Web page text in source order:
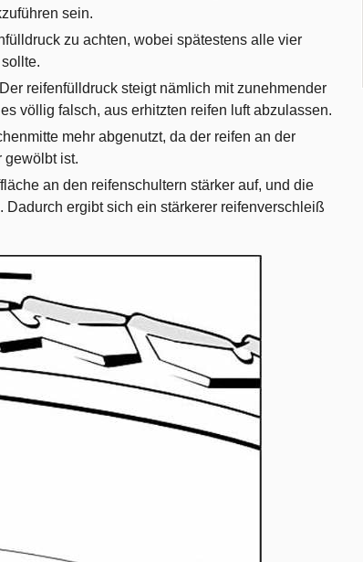
sein.
zu achten, wobei spätestens alle vier
reifenfülldruck steigt nämlich mit zunehmender
völlig falsch, aus erhitzten reifen luft abzulassen.
mehr abgenutzt, da der reifen an der
gewölbt ist.
an den reifenschultern stärker auf, und die
ergibt sich ein stärkerer reifenverschleiß